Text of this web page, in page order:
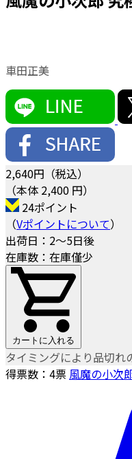
車田正美
2,640円（税込）
（本体 2,400 円）
24ポイント
（Vポイントについて）
出荷日：2～5日後
在庫数：在庫僅少
カートに入れる
タイミングにより品切れ
得票数： 4票 風魔の小次